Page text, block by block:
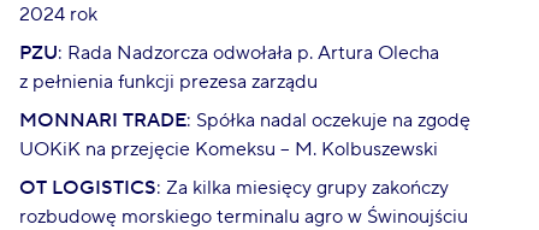
2024 rok
PZU: Rada Nadzorcza odwołała p. Artura Olecha
z pełnienia funkcji prezesa zarządu
MONNARI TRADE: Spółka nadal oczekuje na zgodę
UOKiK na przejęcie Komeksu – M. Kolbuszewski
OT LOGISTICS: Za kilka miesięcy grupy zakończy
rozbudowę morskiego terminalu agro w Świnoujściu